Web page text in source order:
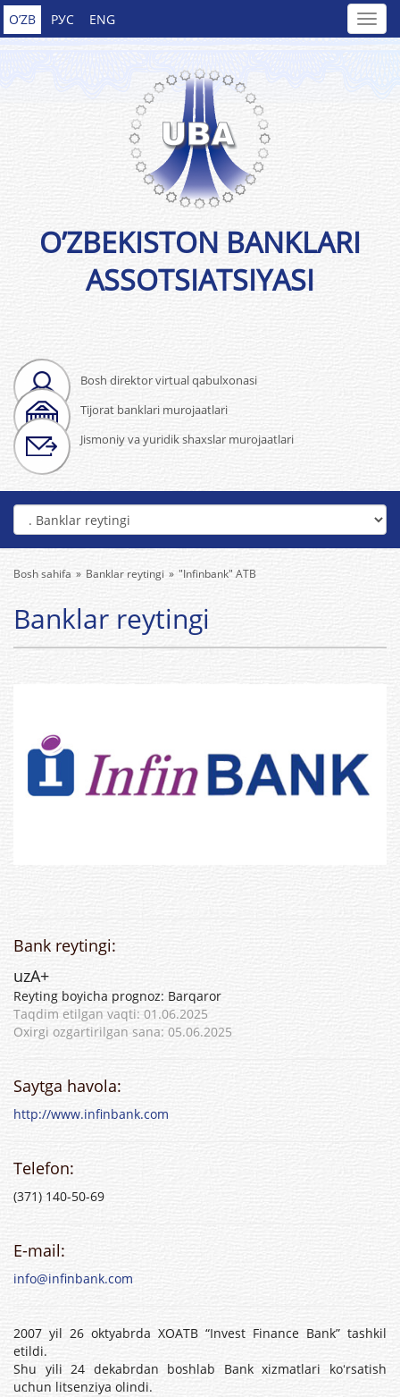
O’ZB РУС ENG
Bosh direktor virtual qabulxonasi
Tijorat banklari murojaatlari
Jismoniy va yuridik shaxslar murojaatlari
O’ZBEKISTON BANKLARI
ASSOTSIATSIYASI
Bosh sahifa Banklar reytingi "Infinbank" ATB
Banklar reytingi
Bank reytingi:
uzA+
Reyting boyicha prognoz: Barqaror
Taqdim etilgan vaqti: 01.06.2025
Oxirgi ozgartirilgan sana: 05.06.2025
Saytga havola:
http://www.infinbank.com
Telefon:
(371) 140-50-69
E-mail:
info@infinbank.com
2007 yil 26 oktyabrda XOATB “Invest Finance Bank” tashkil
etildi.
Shu yili 24 dekabrdan boshlab Bank xizmatlari koʻrsatish
uchun litsenziya olindi.